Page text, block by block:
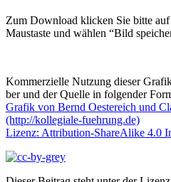
Zum Down­load kli­cken Sie bit­te
Maus­tas­te und wäh­len “Bild
Kom­mer­zi­el­le Nut­zung die­ser
ber und der Quel­le in fol­gen­der
Gra­fik von Bernd Oes­te­reich und
(http://kollegiale-fuehrung.de)
Lizenz: Attri­bu­ti­on-ShareA­li­ke 4.0